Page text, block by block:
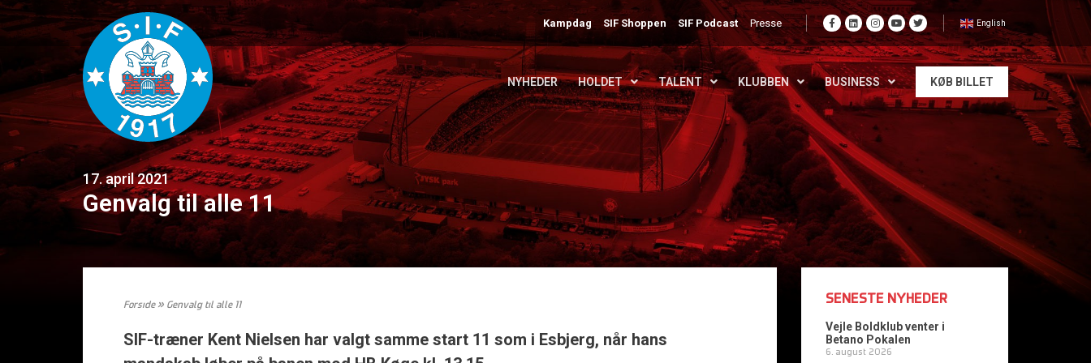
Kampdag SIF Shoppen SIF Podcast Presse English
NYHEDER HOLDET TALENT KLUBBEN BUSINESS KØB BILLET
17. april 2021
Genvalg til alle 11
Forside» Genvalg til alle 11
SIF-træner Kent Nielsen har valgt samme start 11 som i Esbjerg, når hans
SENESTE NYHEDER
Vejle Boldklub venter i
Betano Pokalen
6. august 2026